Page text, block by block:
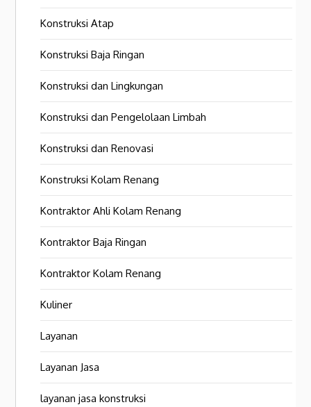
Konstruksi Atap
Konstruksi Baja Ringan
Konstruksi dan Lingkungan
Konstruksi dan Pengelolaan Limbah
Konstruksi dan Renovasi
Konstruksi Kolam Renang
Kontraktor Ahli Kolam Renang
Kontraktor Baja Ringan
Kontraktor Kolam Renang
Kuliner
Layanan
Layanan Jasa
layanan jasa konstruksi